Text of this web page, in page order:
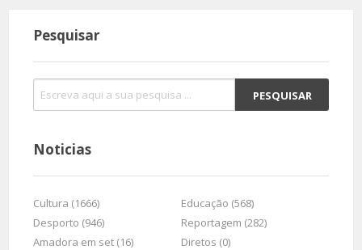
Pesquisar
Noticias
Cultura (1666)
Educação (568)
Desporto (946)
Reportagem (282)
Amadora em set (16)
Diretos (0)